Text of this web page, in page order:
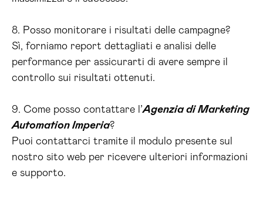
8. Posso monitorare i risultati delle campagne?
Sì, forniamo report dettagliati e analisi delle
performance per assicurarti di avere sempre il
controllo sui risultati ottenuti.
9. Come posso contattare l’Agenzia di Marketing
Automation Imperia?
Puoi contattarci tramite il modulo presente sul
nostro sito web per ricevere ulteriori informazioni
e supporto.